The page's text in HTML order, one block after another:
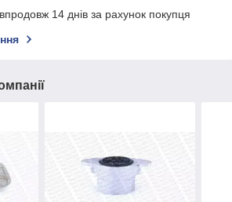
14 днів за рахунок покупця